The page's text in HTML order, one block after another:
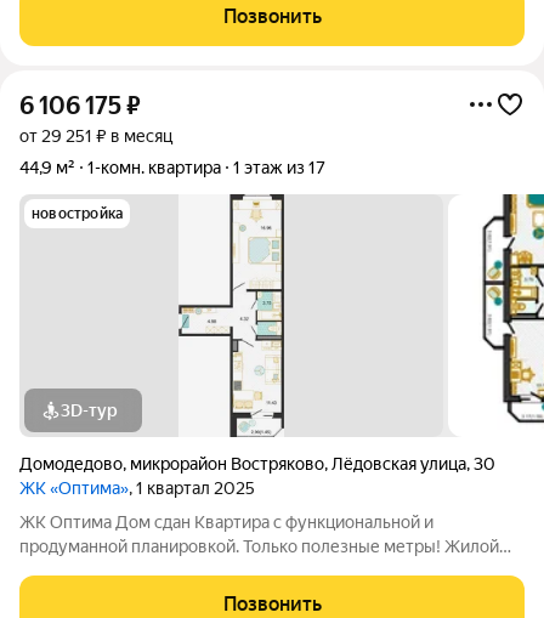
Позвонить
6 106 175₽
от 29 251 ₽ в месяц
44,9 м²
1-комн. квартира 1 этаж из 17
новостройка
3D-тур
Домодедово, микрорайон Востряково, Лёдовская улица,30
ЖК «Оптима», 1 квартал 2025
ЖК Оптима Дом сдан Квартира с функциональной и
продуманной планировкой. Только полезные метры! Жилой
бурлящем жизнью городе. Рядом лес, пруд и городской парк
Позвонить